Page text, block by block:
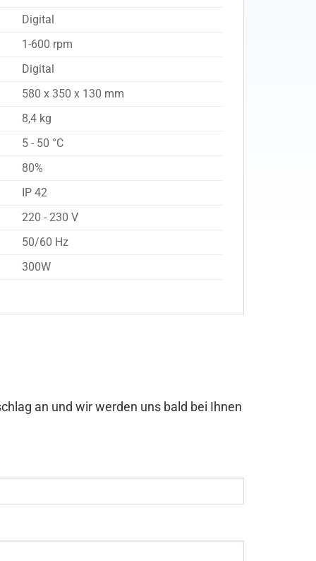
Digital
1-600 rpm
Digital
580 x 350 x 130 mm
8,4 kg
5 - 50 °C
80%
IP 42
220 - 230 V
50/60 Hz
300W
an und wir werden uns bald bei Ihnen